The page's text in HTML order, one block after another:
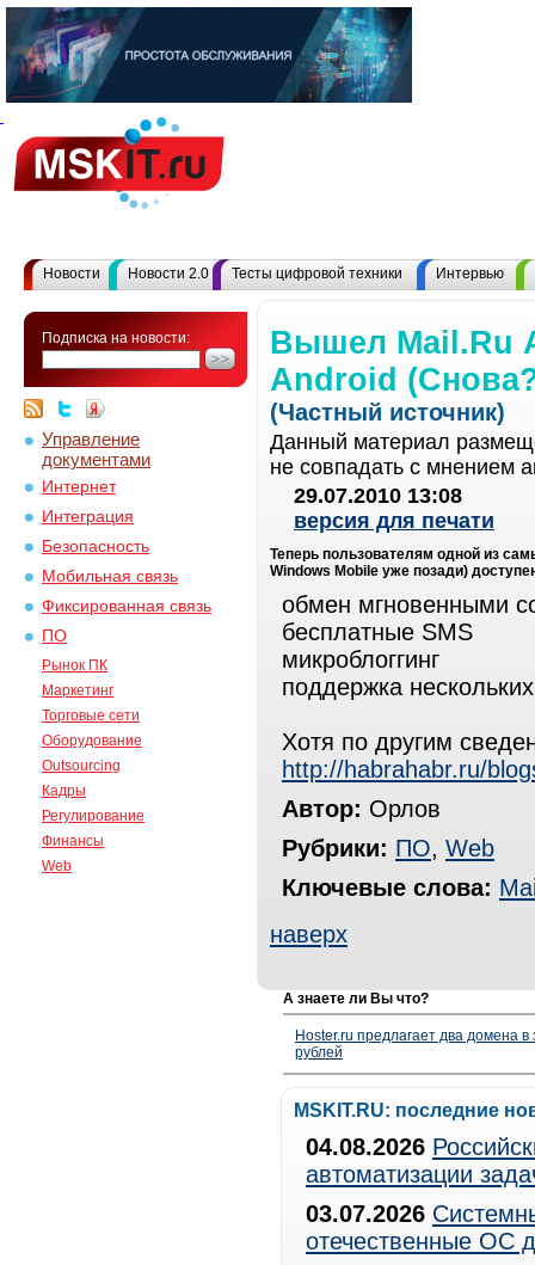
Новости Новости 2.0 Тесты цифровой техники Интервью
Подписка на новости:
Управление
документами
Интернет
Интеграция
Безопасность
Мобильная связь
Фиксированная связь
ПО
Рынок ПК
Маркетинг
Торговые сети
Оборудование
Outsourcing
Кадры
Регулирование
Финансы
Web
Вышел Mail.Ru
Android
(Частный источник)
Данный материал
не совпадать с мнением
29.07.2010 13:08
версия для печати
Теперь пользователям одной из
Windows Mobile уже позади)
обмен мгновенными
бесплатные SMS
микроблоггинг
поддержка
Хотя по другим
http://habrahabr.ru/
Автор: Орлов
Рубрики: ПО, Web
Ключевые слова:
наверх
А знаете ли Вы что?
Hoster.ru предлагает два домена
рублей
MSKIT.RU: последние
04.08.2026
автоматизации
03.07.2026
отечественные ОС